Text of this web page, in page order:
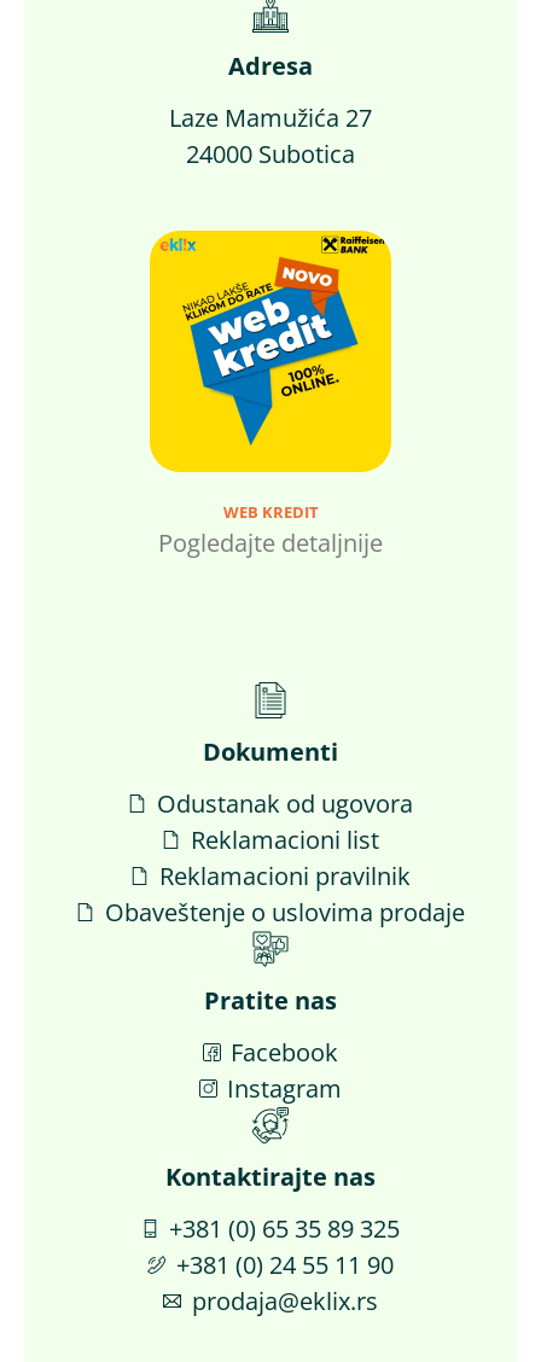
Adresa
Laze Mamužića 27
24000 Subotica
WEB KREDIT
Pogledajte detaljnije
Dokumenti
Odustanak od ugovora
Reklamacioni list
Reklamacioni pravilnik
Obaveštenje o uslovima prodaje
Pratite nas
Facebook
Instagram
Kontaktirajte nas​
+381 (0) 65 35 89 325
+381 (0) 24 55 11 90
prodaja@eklix.rs